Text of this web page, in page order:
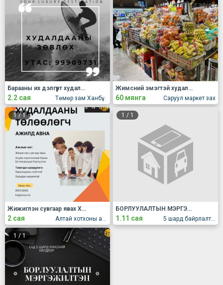
Төмөр зам Ханбүргэдэй
Барааны их дэлгүүрт худалдааны зөвлөх ажилд авна.
2.2 сая Саруул маркет зах
Жимсний эмэгтэй худалдагч ажилд авна.
60 мянга
1/1
Алтай хотхоны ард Асралтмед эмнэлэгийн зүүн талд
Жижиглэн сувгаар явах Худалдааны төлөөлөгч ажилд авна.
2 сая
1 / 1
5 шард байрлалтай хүнсний үйлдвэр
БОРЛУУЛАЛТЫН МЭРГЭЖИЛТЭН
1.11 сая
1 /1